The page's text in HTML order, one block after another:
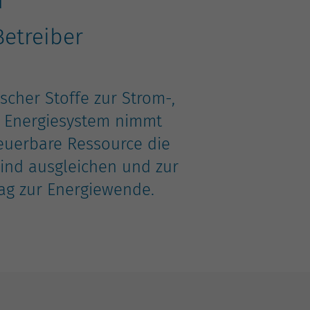
Stoffe zur Strom-,
nimmt
Ressource die
ausgleichen und zur
zur Energiewende.